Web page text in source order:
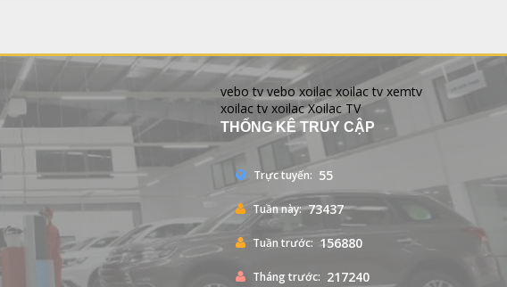
vebo tv vebo xoilac xoilac tv xemtv
xoilac tv xoilac Xoilac TV
THỐNG KÊ TRUY CẬP
Trực tuyến: 55
Tuần này: 73437
Tuần trước: 156880
Tháng trước: 217240